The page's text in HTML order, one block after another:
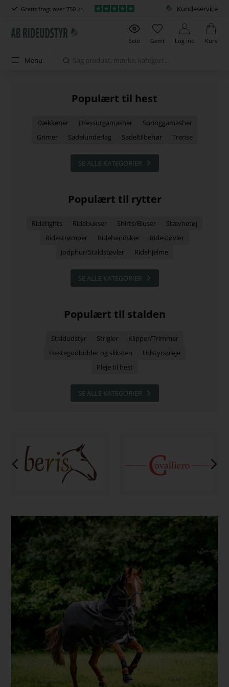
Gratis fragt over 750 kr. Kundeservice
Sete Gemt Log ind Kurv
Menu
Populært til hest
Dækkener Dressurgamasher
Springgamasher
Grimer
Sadelunderlag Sadeltilbehør Trense
SE ALLE KATEGORIER
Populært til rytter
Ridetights Ridebukser Shirts/Bluser
Stævnetøj
Ridestrømper
Ridehandsker
Ridestøvler
Jodphur/Staldstøvler
Ridehjelme
SE ALLE KATEGORIER
Populært til stalden
Staldudstyr Strigler
Klipper/Trimmer
Hestegodbidder og sliksten
Udstyrspleje
Pleje til hest
SE ALLE KATEGORIER